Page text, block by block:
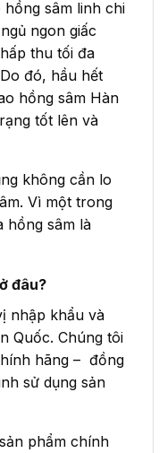
hồng sâm linh chi
ngon giấc
thu tối đa
đó, hầu hết
hồng sâm Hàn
tốt lên và
không cần lo
Vì một trong
hồng sâm là
đâu?
nhập khẩu và
Quốc. Chúng tôi
hãng – đồng
sử dụng sản
phẩm chính